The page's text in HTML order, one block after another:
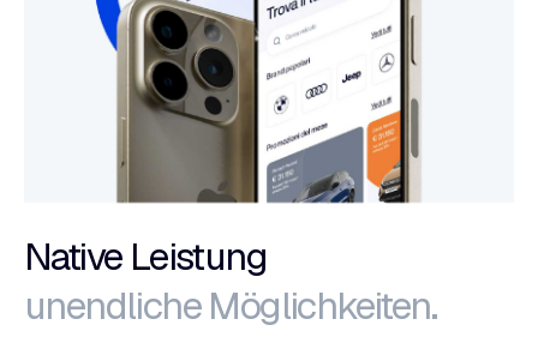
Native Leistung
unendliche Möglichkeiten.